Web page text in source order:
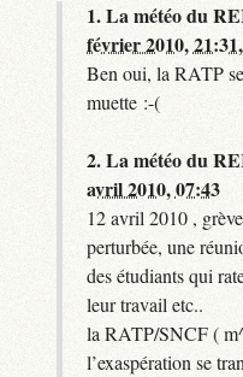
1.La météo du
février 2010, 21:31
Ben oui, la RATP
muette :-(
2.La météo du
avril 2010, 07:43
12 avril 2010 ,
perturbée, une
des étudiants qui
leur travail etc..
la RATP/SNCF (
l’exaspération se